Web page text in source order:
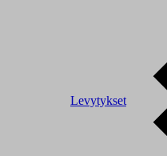
Levytykset